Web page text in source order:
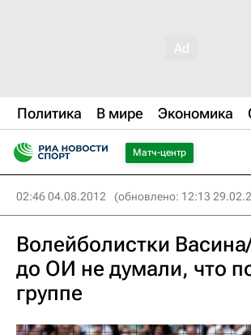
Политика В мире Экономика
Матч-центр
02:46 04.08.2012 (обновлено: 12:13
Волейболистки
до ОИ не думали, что
группе